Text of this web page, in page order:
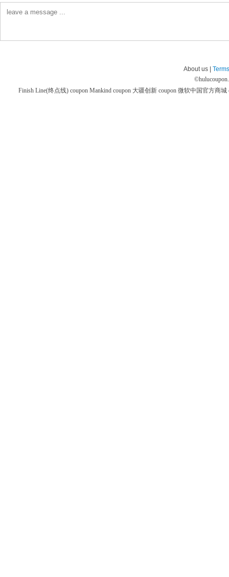
About us |
©
Finish Line(终点线) coupon Mankind coupon 大疆创新 coupon 微软中国官方商城